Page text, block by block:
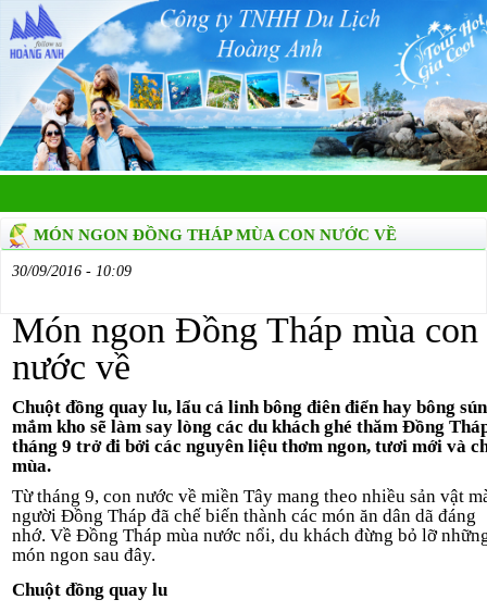
MÓN NGON ĐỒNG THÁP MÙA CON NƯỚC VỀ
30/09/2016 - 10:09
Món ngon Đồng Tháp mùa con
nước về
Chuột đồng quay lu, lẩu cá linh bông điên điển hay bông
mắm kho sẽ làm say lòng các du khách ghé thăm Đồng
tháng 9 trở đi bởi các nguyên liệu thơm ngon, tươi mới và
mùa.
Từ tháng 9, con nước về miền Tây mang theo nhiều sản vật
người Đồng Tháp đã chế biến thành các món ăn dân dã đáng
nhớ. Về Đồng Tháp mùa nước nổi, du khách đừng bỏ lỡ
món ngon sau đây.
Chuột đồng quay lu